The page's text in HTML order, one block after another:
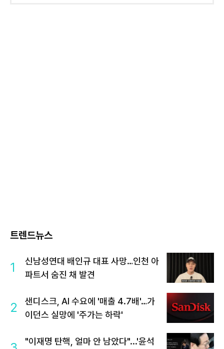
트렌드뉴스
1
신남성연대 배인규 대표 사망…인천 아
파트서 숨진 채 발견
2
샌디스크, AI 수요에 '매출 4.7배'…가
이던스 실망에 '주가는 하락'
"이재명 탄핵, 얼마 안 남았다"...'윤석